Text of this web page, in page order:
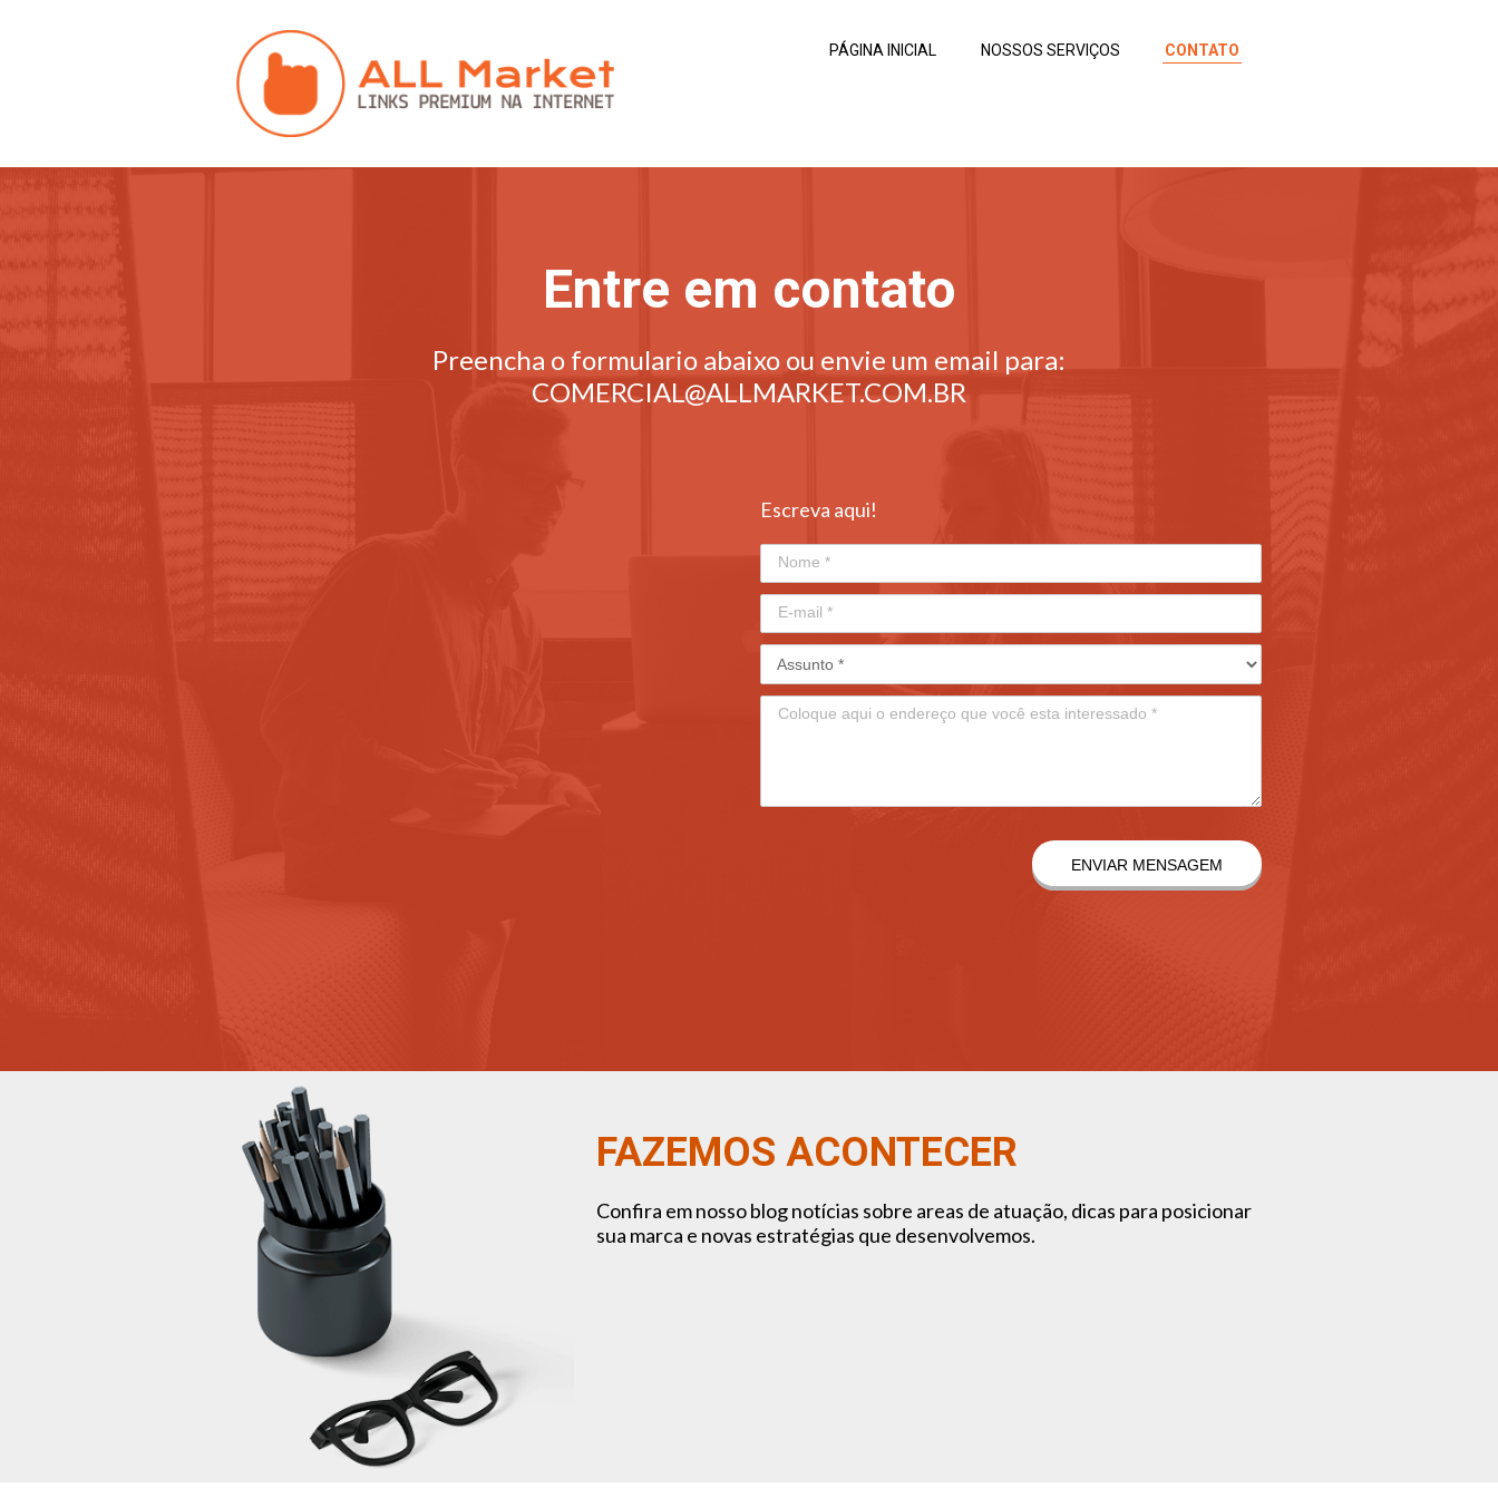
PÁGINA INICIAL NOSSOS SERVIÇOS CONTATO
Entre em contato
Preencha o formulario abaixo ou envie um email para:
COMERCIAL@ALLMARKET.COM.BR
Escreva aqui!
ENVIAR MENSAGEM
FAZEMOS ACONTECER
Confira em nosso blog notícias sobre areas de atuação, dicas para posicionar
sua marca e novas estratégias que desenvolvemos.